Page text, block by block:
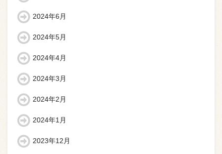
2024年6月
2024年5月
2024年4月
2024年3月
2024年2月
2024年1月
2023年12月